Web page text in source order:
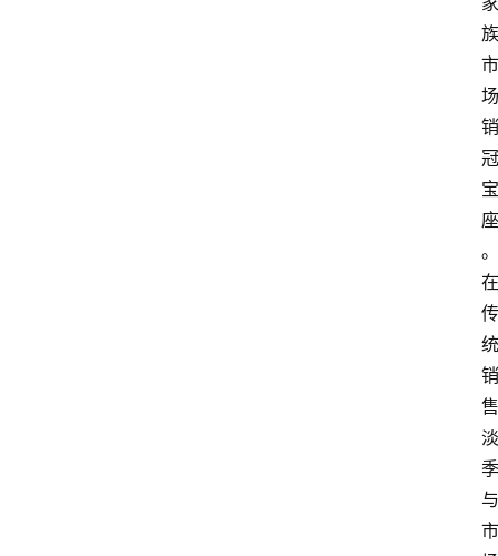
族
市
场
销
冠
宝
座
。
在
传
统
销
售
淡
季
与
市